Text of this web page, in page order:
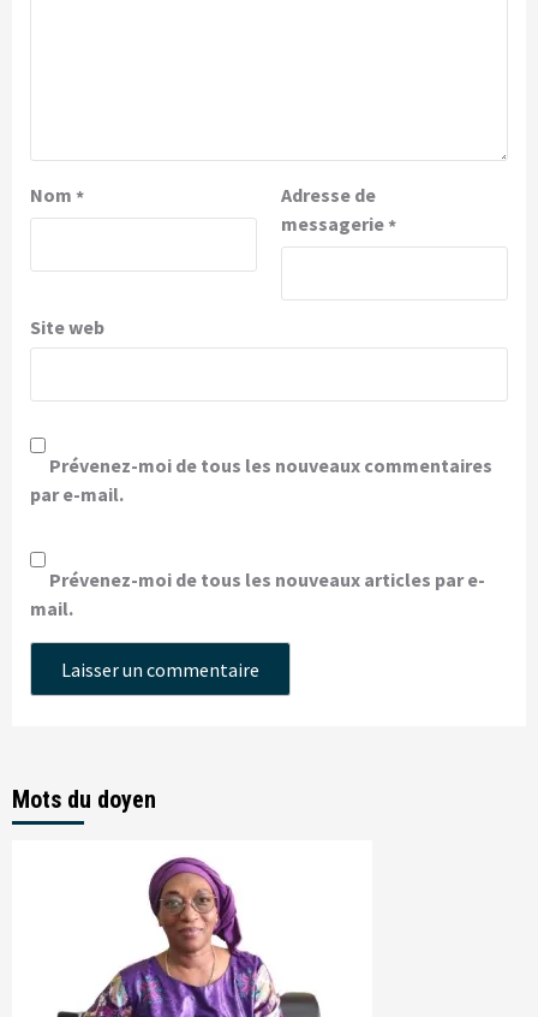
Nom *
Adresse de
messagerie*
Site web
Prévenez-moi de tous les nouveaux commentaires
par e-mail.
Prévenez-moi de tous les nouveaux articles par e-
mail.
Mots du doyen